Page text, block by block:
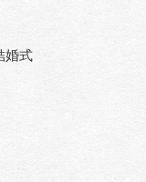
婚式